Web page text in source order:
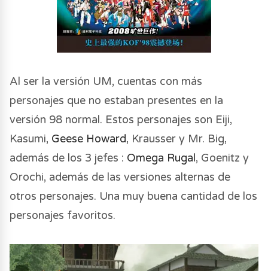
Al ser la versión UM, cuentas con más
personajes que no estaban presentes en la
versión 98 normal. Estos personajes son Eiji,
Kasumi, Geese Howard, Krausser y Mr. Big,
además de los 3 jefes : Omega Rugal, Goenitz y
Orochi, además de las versiones alternas de
otros personajes. Una muy buena cantidad de los
personajes favoritos.